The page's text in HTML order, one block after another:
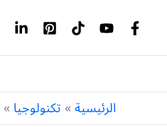
المحتوى
الرئيسية تكنولوجيا